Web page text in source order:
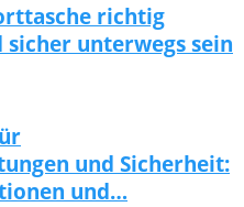
richtig
sicher unterwegs sein
und Sicherheit:
und…